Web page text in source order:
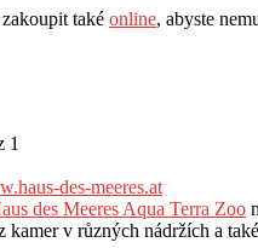
také online, abyste
1
des-meeres.at
des Meeres Aqua Terra Zoo
kamer v různých nádržích a